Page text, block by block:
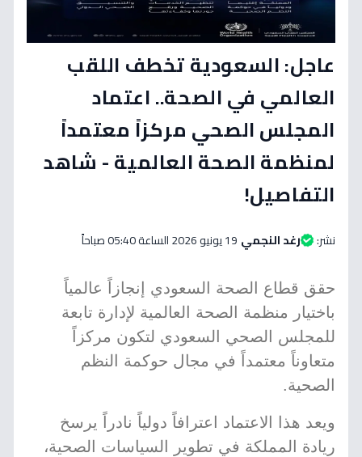
عاجل: السعودية تخطف اللقب
العالمي في الصحة.. اعتماد
المجلس الصحي مركزاً معتمداً
لمنظمة الصحة العالمية - شاهد
التفاصيل!
نشر: رغد النجمي 19 يونيو 2026 الساعة 05:40 صباحاً
حقق قطاع الصحة السعودي إنجازاً عالمياً
باختيار منظمة الصحة العالمية لإدارة تابعة
للمجلس الصحي السعودي لتكون مركزاً
متعاوناً معتمداً في مجال حوكمة النظم
الصحية.
ويعد هذا الاعتماد اعترافاً دولياً نادراً يرسخ
ريادة المملكة في تطوير السياسات الصحية،